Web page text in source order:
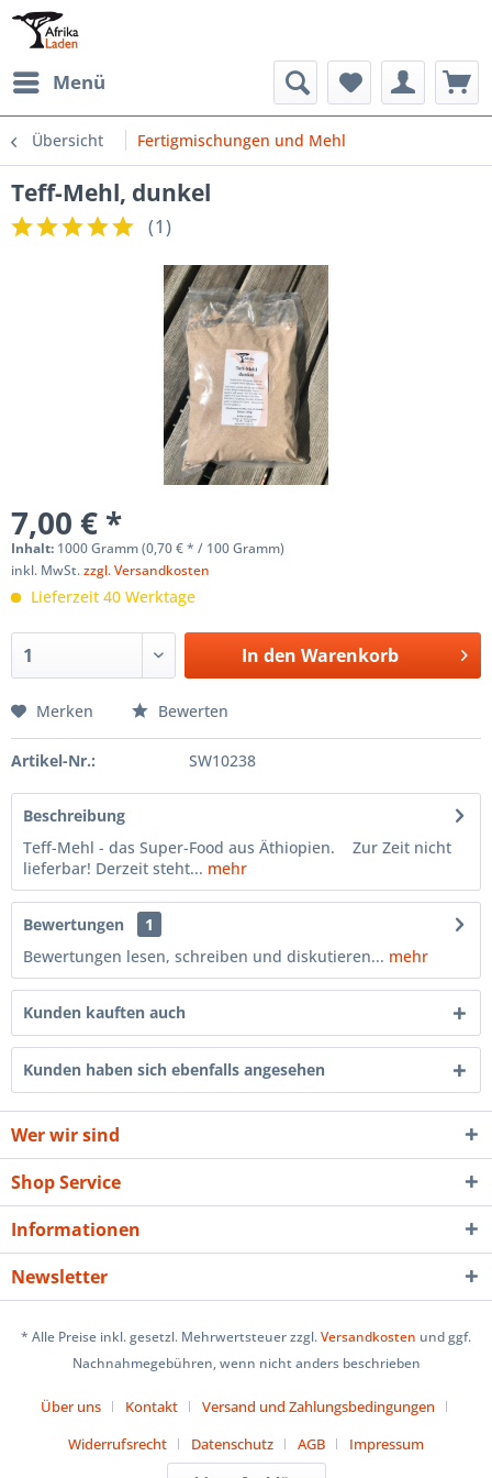
Menü
Übersicht Fertigmischungen und Mehl
Teff-Mehl, dunkel
(1)
7,00 € *
Inhalt: 1000 Gramm (0,70 € * / 100 Gramm)
inkl. MwSt.zzgl. Versandkosten
Lieferzeit 40 Werktage
In den Warenkorb
Merken Bewerten
Artikel-Nr.: SW10238
Beschreibung
Teff-Mehl - das Super-Food aus Äthiopien. Zur Zeit nicht
lieferbar! Derzeit steht... mehr
Bewertungen
1
Bewertungen lesen, schreiben und diskutieren... mehr
Kunden kauften auch
Kunden haben sich ebenfalls angesehen
Wer wir sind
Shop Service
Informationen
Newsletter
* Alle Preise inkl. gesetzl. Mehrwertsteuer zzgl.Versandkosten und ggf.
Nachnahmegebühren, wenn nicht anders beschrieben
Über uns Kontakt
Versand und Zahlungsbedingungen
Widerrufsrecht
Datenschutz AGB Impressum